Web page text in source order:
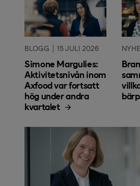
BLOGG 15 JULI 2026
Simone Margulies:
Aktivitetsnivån inom
Axfood var fortsatt
hög under andra
kvartalet